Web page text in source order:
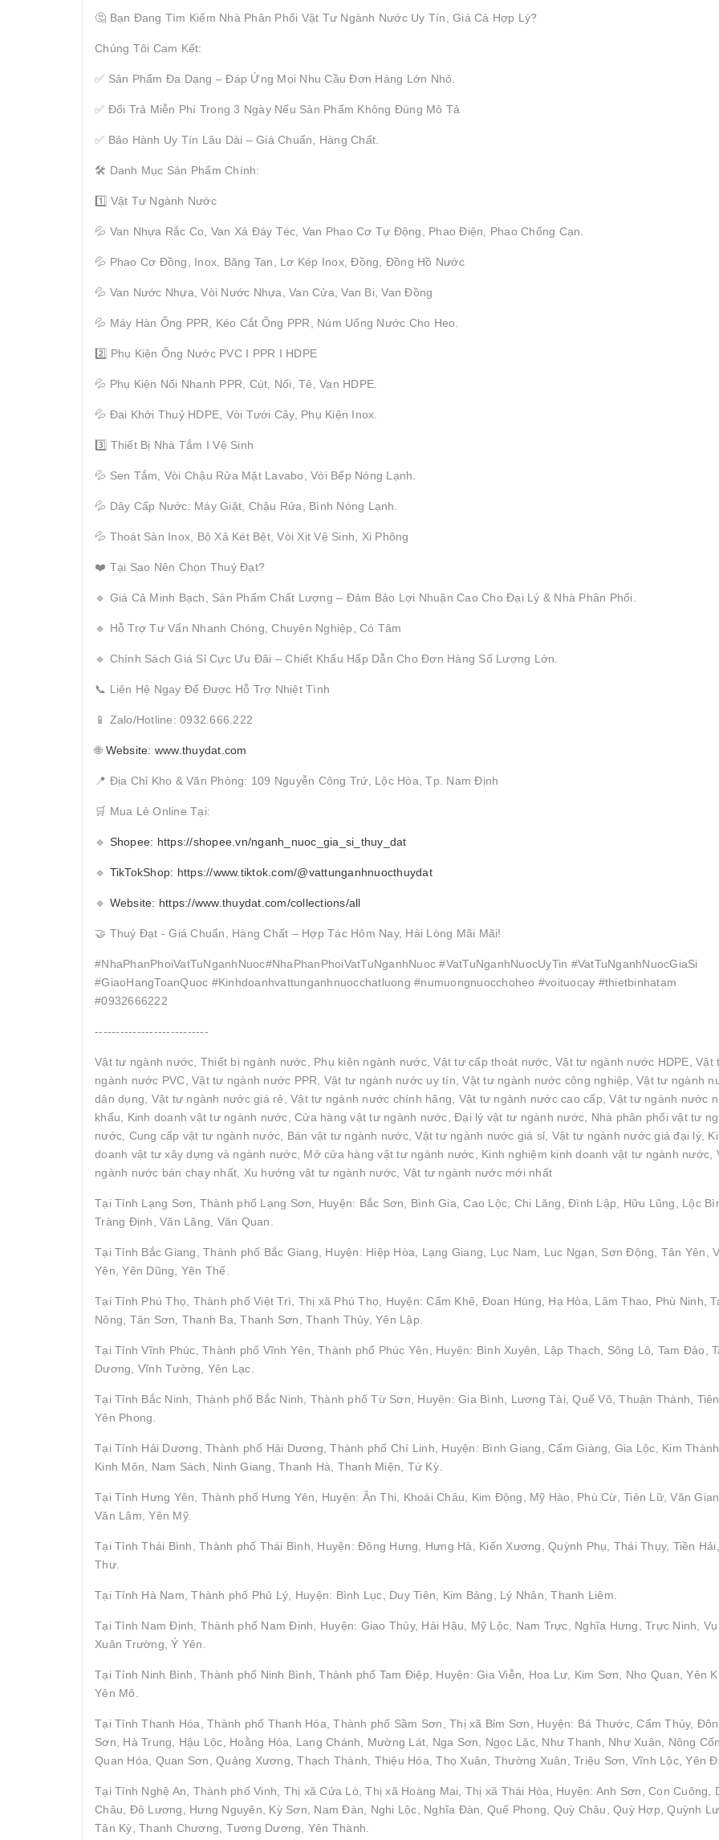
🤔 Bạn Đang Tìm Kiếm Nhà Phân Phối Vật Tư Ngành Nước Uy Tín, Giá Cả Hợp Lý?
Chúng Tôi Cam Kết:
✅ Sản Phẩm Đa Dạng – Đáp Ứng Mọi Nhu Cầu Đơn Hàng Lớn Nhỏ.
✅ Đổi Trả Miễn Phí Trong 3 Ngày Nếu Sản Phẩm Không Đúng Mô Tả
✅ Bảo Hành Uy Tín Lâu Dài – Giá Chuẩn, Hàng Chất.
🛠 Danh Mục Sản Phẩm Chính:
1️⃣ Vật Tư Ngành Nước
💦 Van Nhựa Rắc Co, Van Xả Đáy Téc, Van Phao Cơ Tự Động, Phao Điện, Phao Chống Cạn.
💦 Phao Cơ Đồng, Inox, Băng Tan, Lơ Kép Inox, Đồng, Đồng Hồ Nước
💦 Van Nước Nhựa, Vòi Nước Nhựa, Van Cửa, Van Bi, Van Đồng
💦 Máy Hàn Ống PPR, Kéo Cắt Ống PPR, Núm Uống Nước Cho Heo.
2️⃣ Phụ Kiện Ống Nước PVC I PPR I HDPE
💦 Phụ Kiện Nối Nhanh PPR, Cút, Nối, Tê, Van HDPE.
💦 Đai Khởi Thuỷ HDPE, Vòi Tưới Cây, Phụ Kiện Inox.
3️⃣ Thiết Bị Nhà Tắm I Vệ Sinh
💦 Sen Tắm, Vòi Chậu Rửa Mặt Lavabo, Vòi Bếp Nóng Lạnh.
💦 Dây Cấp Nước: Máy Giặt, Chậu Rửa, Bình Nóng Lạnh.
💦 Thoát Sàn Inox, Bộ Xả Két Bệt, Vòi Xịt Vệ Sinh, Xi Phông
❤️ Tại Sao Nên Chọn Thuý Đạt?
🔹 Giá Cả Minh Bạch, Sản Phẩm Chất Lượng – Đảm Bảo Lợi Nhuận Cao Cho Đại Lý & Nhà Phân Phối.
🔹 Hỗ Trợ Tư Vấn Nhanh Chóng, Chuyên Nghiệp, Có Tâm
🔹 Chính Sách Giá Sỉ Cực Ưu Đãi – Chiết Khấu Hấp Dẫn Cho Đơn Hàng Số Lượng Lớn.
📞 Liên Hệ Ngay Để Được Hỗ Trợ Nhiệt Tình
📱 Zalo/Hotline: 0932.666.222
🌐 Website: www.thuydat.com
📍 Địa Chỉ Kho & Văn Phòng: 109 Nguyễn Công Trứ, Lộc Hòa, Tp. Nam Định
🛒 Mua Lẻ Online Tại:
🔹 Shopee: https://shopee.vn/nganh_nuoc_gia_si_thuy_dat
🔹 TikTokShop: https://www.tiktok.com/@vattunganhnuocthuydat
🔹 Website: https://www.thuydat.com/collections/all
🤝 Thuý Đạt - Giá Chuẩn, Hàng Chất – Hợp Tác Hôm Nay, Hài Lòng Mãi Mãi!
#NhaPhanPhoiVatTuNganhNuoc#NhaPhanPhoiVatTuNganhNuoc #VatTuNganhNuocUyTin #VatTuNganhNuocGiaSi
#GiaoHangToanQuoc #Kinhdoanhvattunganhnuocchatluong #numuongnuocchoheo #voituocay #thietbinhatam
#0932666222
---------------------------
Vật tư ngành nước, Thiết bị ngành nước, Phụ kiện ngành nước, Vật tư cấp thoát nước, Vật tư ngành nước HDPE, Vật
ngành nước PVC, Vật tư ngành nước PPR, Vật tư ngành nước uy tín, Vật tư ngành nước công nghiệp, Vật tư ngành
dân dụng, Vật tư ngành nước giá rẻ, Vật tư ngành nước chính hãng, Vật tư ngành nước cao cấp, Vật tư ngành nước
khẩu, Kinh doanh vật tư ngành nước, Cửa hàng vật tư ngành nước, Đại lý vật tư ngành nước, Nhà phân phối vật tư
nước, Cung cấp vật tư ngành nước, Bán vật tư ngành nước, Vật tư ngành nước giá sỉ, Vật tư ngành nước giá đại lý,
doanh vật tư xây dựng và ngành nước, Mở cửa hàng vật tư ngành nước, Kinh nghiệm kinh doanh vật tư ngành nước,
ngành nước bán chạy nhất, Xu hướng vật tư ngành nước, Vật tư ngành nước mới nhất
Tại Tỉnh Lạng Sơn, Thành phố Lạng Sơn, Huyện: Bắc Sơn, Bình Gia, Cao Lộc, Chi Lăng, Đình Lập, Hữu Lũng, Lộc
Tràng Định, Văn Lãng, Văn Quan.
Tại Tỉnh Bắc Giang, Thành phố Bắc Giang, Huyện: Hiệp Hòa, Lạng Giang, Lục Nam, Lục Ngạn, Sơn Động, Tân Yên,
Yên, Yên Dũng, Yên Thế.
Tại Tỉnh Phú Thọ, Thành phố Việt Trì, Thị xã Phú Thọ, Huyện: Cẩm Khê, Đoan Hùng, Hạ Hòa, Lâm Thao, Phù Ninh,
Nông, Tân Sơn, Thanh Ba, Thanh Sơn, Thanh Thủy, Yên Lập.
Tại Tỉnh Vĩnh Phúc, Thành phố Vĩnh Yên, Thành phố Phúc Yên, Huyện: Bình Xuyên, Lập Thạch, Sông Lô, Tam Đảo,
Dương, Vĩnh Tường, Yên Lạc.
Tại Tỉnh Bắc Ninh, Thành phố Bắc Ninh, Thành phố Từ Sơn, Huyện: Gia Bình, Lương Tài, Quế Võ, Thuận Thành, Tiên
Yên Phong.
Tại Tỉnh Hải Dương, Thành phố Hải Dương, Thành phố Chí Linh, Huyện: Bình Giang, Cẩm Giàng, Gia Lộc, Kim Thành,
Kinh Môn, Nam Sách, Ninh Giang, Thanh Hà, Thanh Miện, Tứ Kỳ.
Tại Tỉnh Hưng Yên, Thành phố Hưng Yên, Huyện: Ân Thi, Khoái Châu, Kim Động, Mỹ Hào, Phù Cừ, Tiên Lữ, Văn
Văn Lâm, Yên Mỹ.
Tại Tỉnh Thái Bình, Thành phố Thái Bình, Huyện: Đông Hưng, Hưng Hà, Kiến Xương, Quỳnh Phụ, Thái Thụy, Tiền
Thư.
Tại Tỉnh Hà Nam, Thành phố Phủ Lý, Huyện: Bình Lục, Duy Tiên, Kim Bảng, Lý Nhân, Thanh Liêm.
Tại Tỉnh Nam Định, Thành phố Nam Định, Huyện: Giao Thủy, Hải Hậu, Mỹ Lộc, Nam Trực, Nghĩa Hưng, Trực Ninh, Vụ
Xuân Trường, Ý Yên.
Tại Tỉnh Ninh Bình, Thành phố Ninh Bình, Thành phố Tam Điệp, Huyện: Gia Viễn, Hoa Lư, Kim Sơn, Nho Quan, Yên
Yên Mô.
Tại Tỉnh Thanh Hóa, Thành phố Thanh Hóa, Thành phố Sầm Sơn, Thị xã Bỉm Sơn, Huyện: Bá Thước, Cẩm Thủy,
Sơn, Hà Trung, Hậu Lộc, Hoằng Hóa, Lang Chánh, Mường Lát, Nga Sơn, Ngọc Lặc, Như Thanh, Như Xuân, Nông
Quan Hóa, Quan Sơn, Quảng Xương, Thạch Thành, Thiệu Hóa, Thọ Xuân, Thường Xuân, Triệu Sơn, Vĩnh Lộc, Yên
Tại Tỉnh Nghệ An, Thành phố Vinh, Thị xã Cửa Lò, Thị xã Hoàng Mai, Thị xã Thái Hòa, Huyện: Anh Sơn, Con Cuông,
Châu, Đô Lương, Hưng Nguyên, Kỳ Sơn, Nam Đàn, Nghi Lộc, Nghĩa Đàn, Quế Phong, Quỳ Châu, Quỳ Hợp, Quỳnh
Tân Kỳ, Thanh Chương, Tương Dương, Yên Thành.